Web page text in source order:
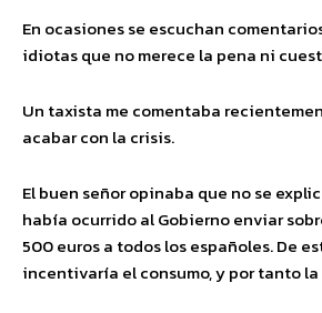
En ocasiones se escuchan
idiotas que no merece la pena ni
Un taxista me comentaba
acabar con la crisis.
El buen señor opinaba que no se
había ocurrido al Gobierno enviar
500 euros a todos los españoles. De
incentivaría el consumo, y por tanto